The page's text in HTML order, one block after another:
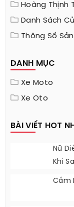
Hoàng Thịnh
Danh Sách
Thông Số
DANH MỤC
Xe Moto
Xe Oto
BÀI VIẾT HOT
Nữ
Khi
Cấm